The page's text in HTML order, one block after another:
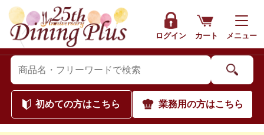
ログイン カート メニュー
初めての方はこちら 業務用の方はこちら